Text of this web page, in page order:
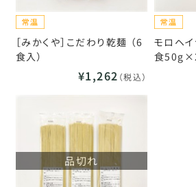
［みかくや］こだわり乾麺 （6
食入）
¥1,262 （税込）
モロヘ
食
品切れ